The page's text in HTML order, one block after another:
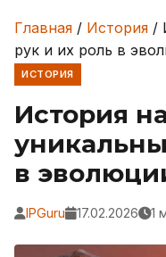
Главная / История /
рук и их роль в
ИСТОРИЯ
История
в
IPGuru 17.02.2026 1